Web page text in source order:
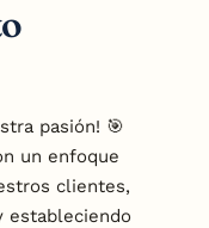
pasión! 🎯
un enfoque
clientes,
estableciendo